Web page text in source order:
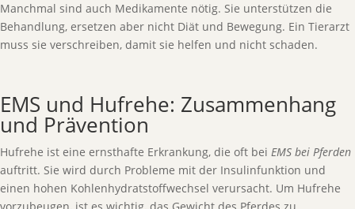
Manchmal sind auch Medikamente nötig. Sie unterstützen die
Behandlung, ersetzen aber nicht Diät und Bewegung. Ein Tierarzt
muss sie verschreiben, damit sie helfen und nicht schaden.
EMS und Hufrehe: Zusammenhang
und Prävention
Hufrehe ist eine ernsthafte Erkrankung, die oft bei EMS bei Pferden
auftritt. Sie wird durch Probleme mit der Insulinfunktion und
einen hohen Kohlenhydratstoffwechsel verursacht. Um Hufrehe